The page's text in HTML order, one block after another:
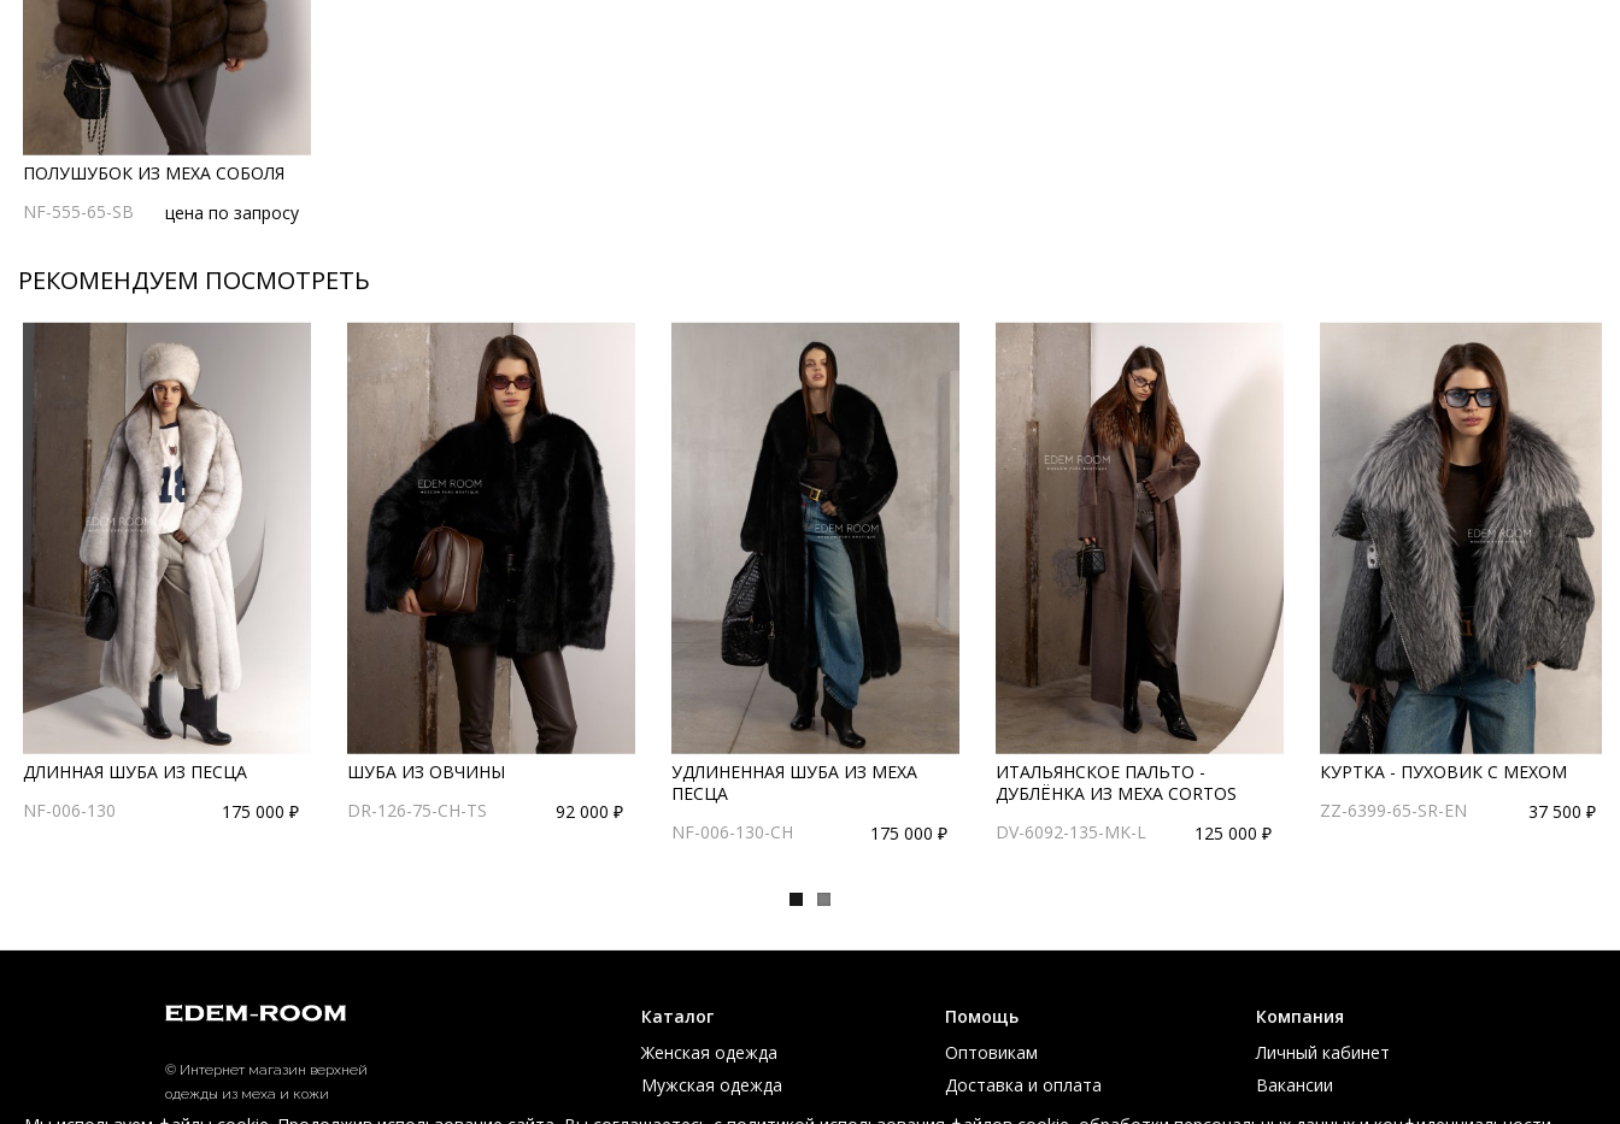
ПОЛУШУБОК ИЗ МЕХА СОБОЛЯ
NF-555-65-SB
цена по запросу
РЕКОМЕНДУЕМ ПОСМОТРЕТЬ
ДЛИННАЯ ШУБА ИЗ ПЕСЦА
NF-006-130
175 000 ₽
ШУБА ИЗ ОВЧИНЫ
DR-126-75-CH-TS
92 000 ₽
УДЛИНЕННАЯ ШУБА ИЗ МЕХА
ПЕСЦА
NF-006-130-CH
175 000 ₽
ИТАЛЬЯНСКОЕ ПАЛЬТО -
ДУБЛЁНКА ИЗ МЕХА CORTOS
DV-6092-135-MK-L
125 000 ₽
КУРТКА - ПУХОВИК С МЕХОМ
ZZ-6399-65-SR-EN
37 500 ₽
© Интернет магазин верхней
одежды из меха и кожи
EDEM-ROOM 2011-2026
Каталог
Женская одежда
Мужская одежда
Большие размеры
Помощь
Оптовикам
Доставка и оплата
Таблица размеров
Компания
Личный кабинет
Вакансии
Контакты